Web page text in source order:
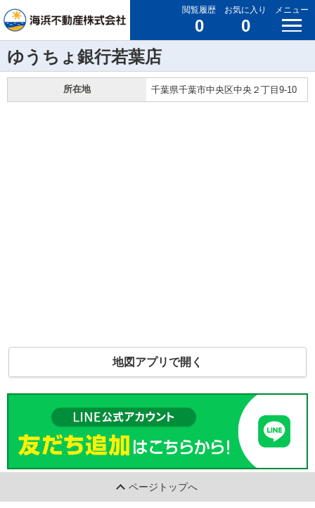
閲覧履歴
0
お気に入り
0
メニュー
ゆうちょ銀行若葉店
所在地 千葉県千葉市中央区中央２丁目9-10
地図アプリで開く
ページトップへ